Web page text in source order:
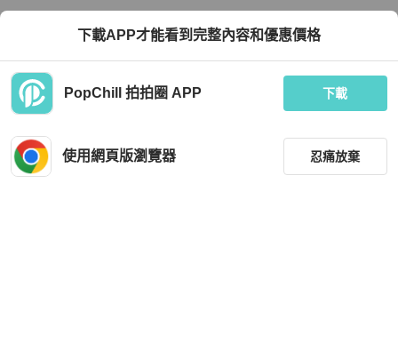
下載APP才能看到完整內容和優惠價格
PopChill 拍拍圈 APP 下載
使用網頁版瀏覽器 忍痛放棄